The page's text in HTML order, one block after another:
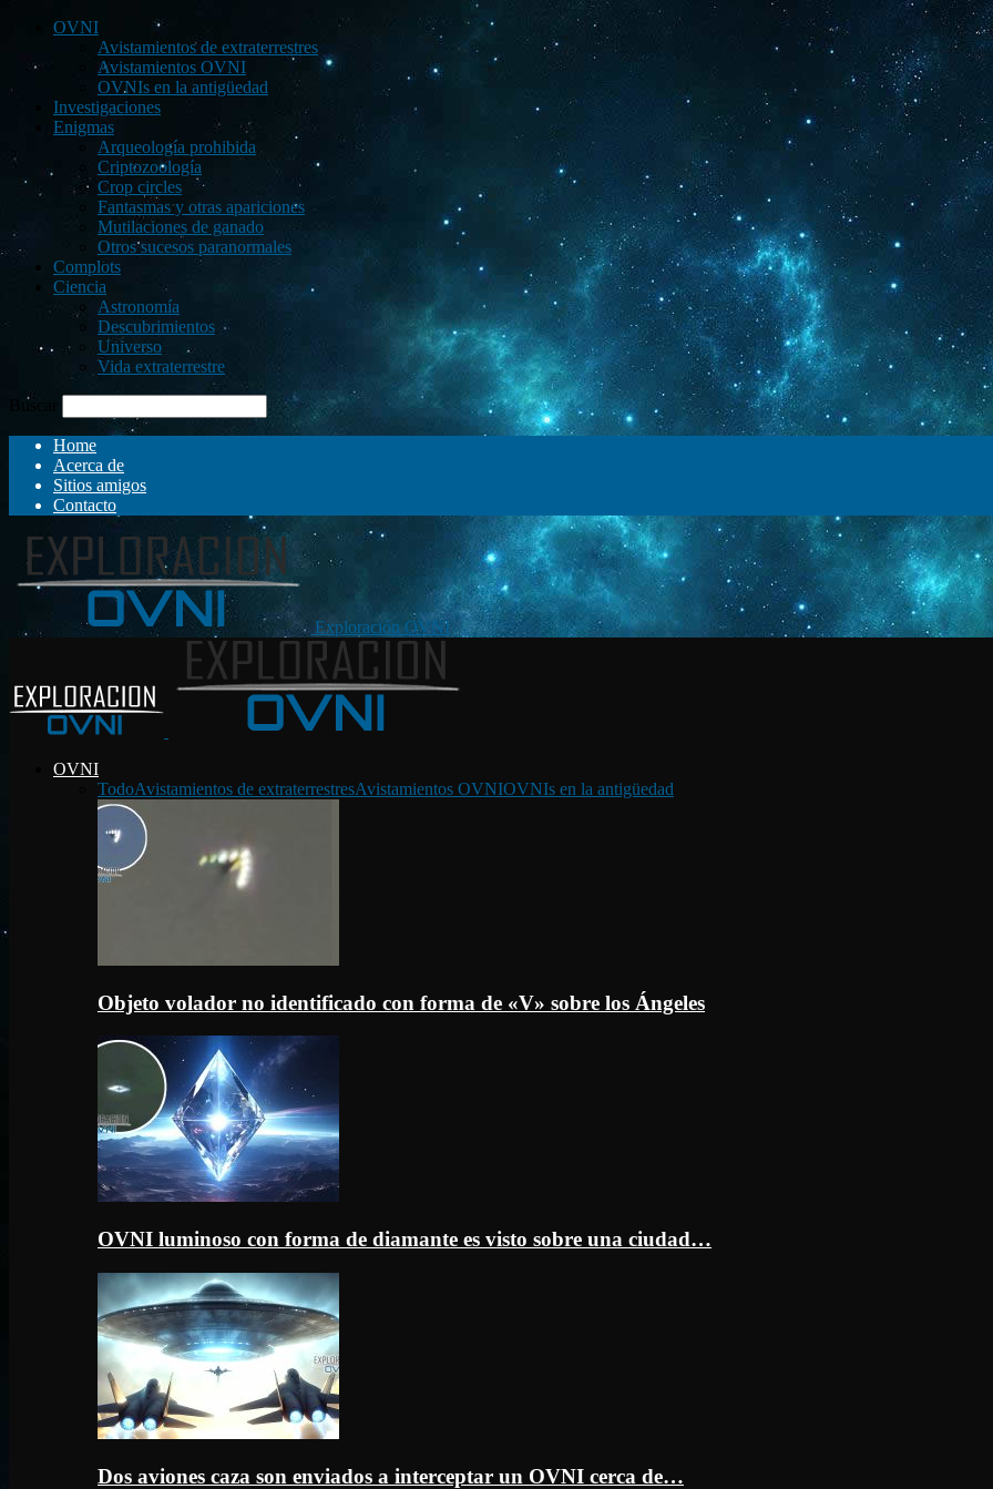
OVNI
Avistamientos de extraterrestres
Avistamientos OVNI
OVNIs en la antigüedad
Investigaciones
Enigmas
Arqueología prohibida
Criptozoología
Crop circles
Fantasmas y otras apariciones
Mutilaciones de ganado
Otros sucesos paranormales
Complots
Ciencia
Astronomía
Descubrimientos
Universo
Vida extraterrestre
Buscar
Home
Acerca de
Sitios amigos
Contacto
Exploración OVNI
OVNI
TodoAvistamientos de extraterrestresAvistamientos OVNIOVNIs en la antigüedad
Objeto volador no identificado con forma de «V» sobre los Ángeles
OVNI luminoso con forma de diamante es visto sobre una ciudad…
Dos aviones caza son enviados a interceptar un OVNI cerca de…